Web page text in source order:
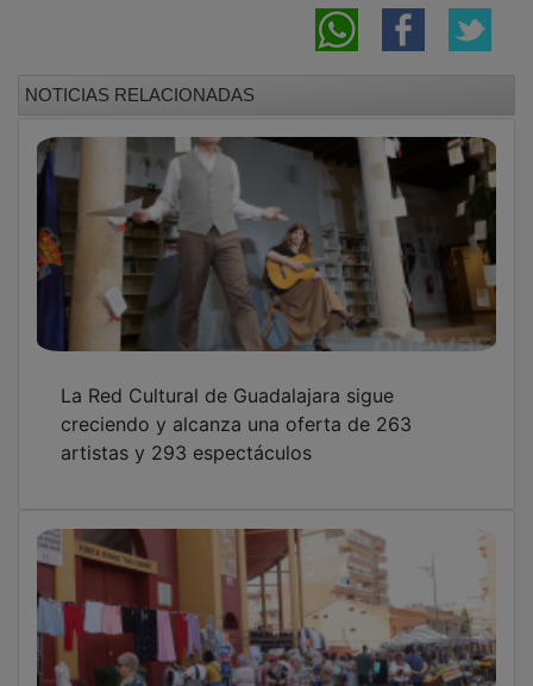
creciendo y alcanza una oferta de 263
artistas y 293 espectáculos